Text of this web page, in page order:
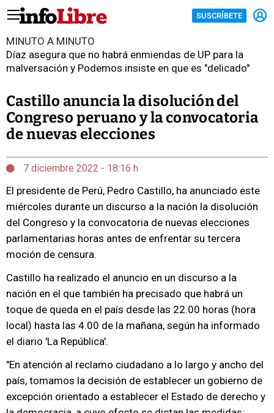
SUSCRÍBETE
MINUTO A MINUTO
Díaz asegura que no habrá enmiendas de UP para la
malversación y Podemos insiste en que es "delicado"
Castillo anuncia la disolución del
Congreso peruano y la convocatoria
de nuevas elecciones
7 diciembre 2022 - 18:16 h
El presidente de Perú, Pedro Castillo, ha anunciado este
miércoles durante un discurso a la nación la disolución
del Congreso y la convocatoria de nuevas elecciones
parlamentarias horas antes de enfrentar su tercera
moción de censura.
Castillo ha realizado el anuncio en un discurso a la
nación en el que también ha precisado que habrá un
toque de queda en el país desde las 22.00 horas (hora
local) hasta las 4.00 de la mañana, según ha informado
el diario 'La República'.
"En atención al reclamo ciudadano a lo largo y ancho del
país, tomamos la decisión de establecer un gobierno de
excepción orientado a establecer el Estado de derecho y